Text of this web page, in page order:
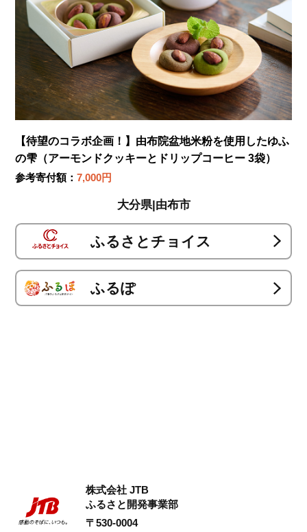
【待望のコラボ企画！】由布院盆地米粉を使用したゆふ
の雫（アーモンドクッキーとドリップコーヒー 3袋）
参考寄付額：7,000円
大分県|由布市
ふるさとチョイス
ふるぽ
株式会社 JTB
ふるさと開発事業部
〒530-0004